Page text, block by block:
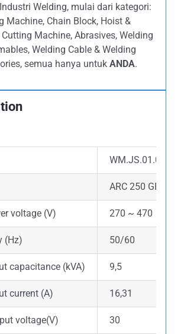
Welding, mulai dari kategori:
Machine, Chain Block, Hoist &
Cutting Machine, Abrasives, Welding
Welding Cable & Welding
semua hanya untuk ANDA.
ARC 250 GEN
voltage (V) 270 ~ 470
(Hz) 50/60
capacitance (kVA) 9,5
current (A) 16,31
voltage(V) 30